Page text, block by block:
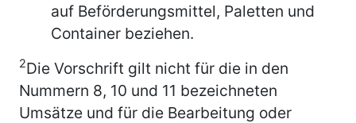
auf Beförderungsmittel, Paletten und
Container beziehen.
2Die Vorschrift gilt nicht für die in den
Nummern 8, 10 und 11 bezeichneten
Umsätze und für die Bearbeitung oder